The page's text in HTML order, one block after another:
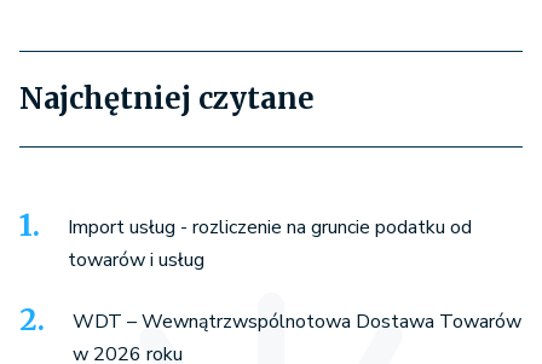
Najchętniej czytane
Import usług - rozliczenie na gruncie podatku od
towarów i usług
WDT – Wewnątrzwspólnotowa Dostawa Towarów
w 2026 roku